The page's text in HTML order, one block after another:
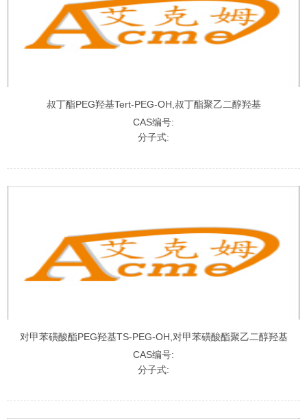
叔丁酯PEG羟基Tert-PEG-OH,叔丁酯聚乙二醇羟基
CAS编号:
分子式:
对甲苯磺酸酯PEG羟基TS-PEG-OH,对甲苯磺酸酯聚乙二醇羟基
CAS编号:
分子式: